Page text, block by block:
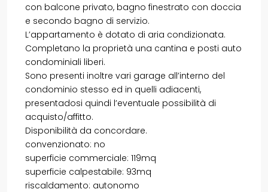
con balcone privato, bagno finestrato con doccia
e secondo bagno di servizio.
L’appartamento è dotato di aria condizionata.
Completano la proprietà una cantina e posti auto
condominiali liberi.
Sono presenti inoltre vari garage all’interno del
condominio stesso ed in quelli adiacenti,
presentadosi quindi l’eventuale possibilità di
acquisto/affitto.
Disponibilità da concordare.
convenzionato: no
superficie commerciale: 119mq
superficie calpestabile: 93mq
riscaldamento: autonomo